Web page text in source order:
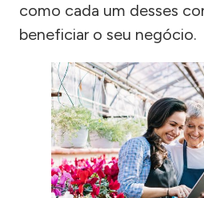
como cada um desses
beneficiar o seu negócio.